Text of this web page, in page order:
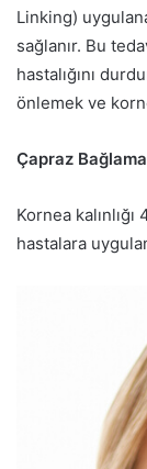
Linking)
sağlanır. Bu
hastalığını
önlemek ve
Çapraz
Kornea
hastalara